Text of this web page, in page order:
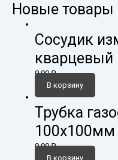
Новые товары
Сосудик
кварцевый
0,00₽
В корзину
Трубка
0,00₽
В корзину